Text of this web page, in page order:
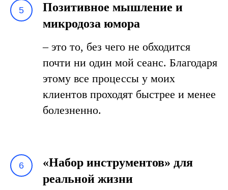
Позитивное мышление и
микродоза юмора
– это то, без чего не обходится
почти ни один мой сеанс. Благодаря
этому все процессы у моих
клиентов проходят быстрее и менее
болезненно.
«Набор инструментов» для
реальной жизни